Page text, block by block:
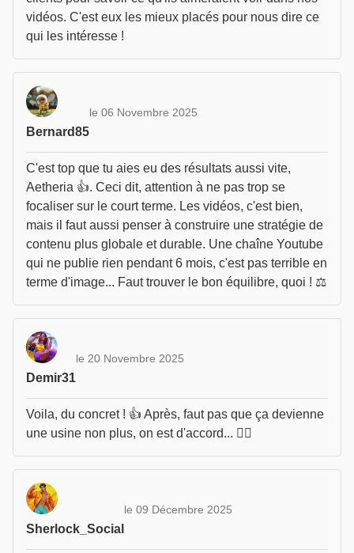
vidéos. C'est eux les mieux placés pour nous dire ce
qui les intéresse !
Bernard85
le 06 Novembre 2025
C'est top que tu aies eu des résultats aussi vite,
Aetheria 👍. Ceci dit, attention à ne pas trop se
focaliser sur le court terme. Les vidéos, c'est bien,
mais il faut aussi penser à construire une stratégie de
contenu plus globale et durable. Une chaîne Youtube
qui ne publie rien pendant 6 mois, c'est pas terrible en
terme d'image... Faut trouver le bon équilibre, quoi ! ⚖️
Demir31
le 20 Novembre 2025
Voila, du concret ! 👍 Après, faut pas que ça devienne
une usine non plus, on est d'accord... 👷‍♂️
Sherlock_Social
le 09 Décembre 2025